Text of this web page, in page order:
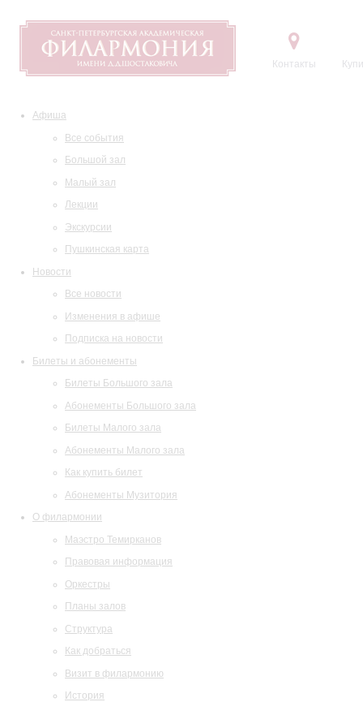
Контакты
Афиша
Все события
Большой зал
Малый зал
Лекции
Экскурсии
Пушкинская карта
Новости
Все новости
Изменения в афише
Подписка на новости
Билеты и абонементы
Билеты Большого зала
Абонементы Большого зала
Билеты Малого зала
Абонементы Малого зала
Как купить билет
Абонементы Музитория
О филармонии
Маэстро Темирканов
Правовая информация
Оркестры
Планы залов
Структура
Как добраться
Визит в филармонию
История